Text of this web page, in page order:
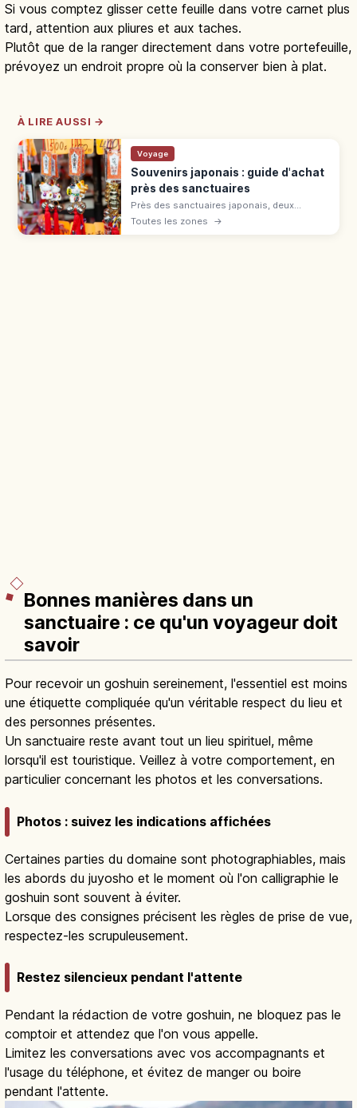
Si vous comptez glisser cette feuille dans votre carnet plus
tard, attention aux pliures et aux taches.
Plutôt que de la ranger directement dans votre portefeuille,
prévoyez un endroit propre où la conserver bien à plat.
À LIRE AUSSI →
Voyage
Souvenirs japonais : guide d'achat
près des sanctuaires
Près des sanctuaires japonais, deux
catégories : juyohin sacrés (omamori,
Toutes les zones →
Bonnes manières dans un
sanctuaire : ce qu'un voyageur doit
savoir
Pour recevoir un goshuin sereinement, l'essentiel est moins
une étiquette compliquée qu'un véritable respect du lieu et
des personnes présentes.
Un sanctuaire reste avant tout un lieu spirituel, même
lorsqu'il est touristique. Veillez à votre comportement, en
particulier concernant les photos et les conversations.
Photos : suivez les indications affichées
Certaines parties du domaine sont photographiables, mais
les abords du juyosho et le moment où l'on calligraphie le
goshuin sont souvent à éviter.
Lorsque des consignes précisent les règles de prise de vue,
respectez-les scrupuleusement.
Restez silencieux pendant l'attente
Pendant la rédaction de votre goshuin, ne bloquez pas le
comptoir et attendez que l'on vous appelle.
Limitez les conversations avec vos accompagnants et
l'usage du téléphone, et évitez de manger ou boire
pendant l'attente.